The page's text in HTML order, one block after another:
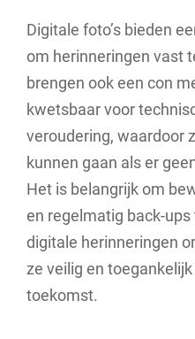
Digitale foto’s bieden
om herinneringen vast
brengen ook een con
kwetsbaar voor
veroudering, waardoor
kunnen gaan als er
Het is belangrijk om
en regelmatig back-
digitale herinneringen
ze veilig en
toekomst.